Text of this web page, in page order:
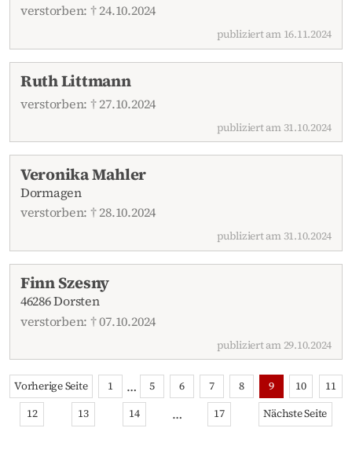
verstorben: † 24.10.2024
publiziert am 16.11.2024
Ruth Littmann
verstorben: † 27.10.2024
publiziert am 31.10.2024
Veronika Mahler
Dormagen
verstorben: † 28.10.2024
publiziert am 31.10.2024
Finn Szesny
46286 Dorsten
verstorben: † 07.10.2024
publiziert am 29.10.2024
Vorherige Seite 1 … 5 6 7 8 9 10
11
12
13 14 … 17 Nächste Seite